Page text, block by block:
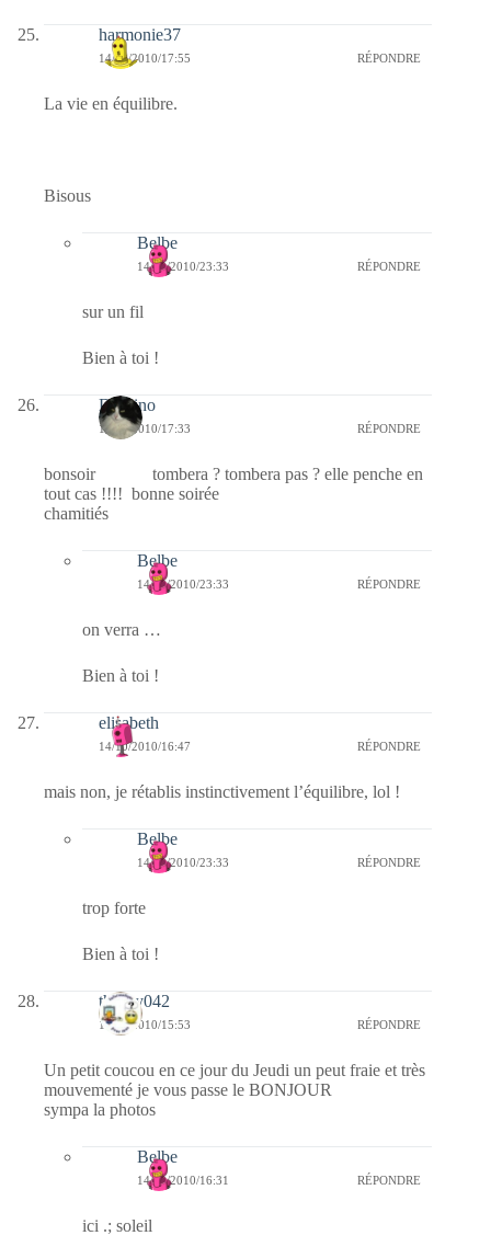
harmonie37
14/10/2010/17:55 RÉPONDRE
La vie en équilibre.
Bisous
Belbe
14/10/2010/23:33 RÉPONDRE
sur un fil
Bien à toi !
Domino
14/10/2010/17:33 RÉPONDRE
bonsoir tombera ? tombera pas ? elle penche en
tout cas !!!! bonne soirée
chamitiés
Belbe
14/10/2010/23:33 RÉPONDRE
on verra …
Bien à toi !
elisabeth
14/10/2010/16:47 RÉPONDRE
mais non, je rétablis instinctivement l’équilibre, lol !
Belbe
14/10/2010/23:33 RÉPONDRE
trop forte
Bien à toi !
thierry042
14/10/2010/15:53 RÉPONDRE
Un petit coucou en ce jour du Jeudi un peut fraie et très
mouvementé je vous passe le BONJOUR
sympa la photos
Belbe
14/10/2010/16:31 RÉPONDRE
ici .; soleil